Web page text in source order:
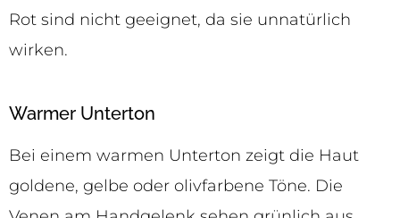
Rot sind nicht geeignet, da sie unnatürlich
wirken.
Warmer Unterton
Bei einem warmen Unterton zeigt die Haut
goldene, gelbe oder olivfarbene Töne. Die